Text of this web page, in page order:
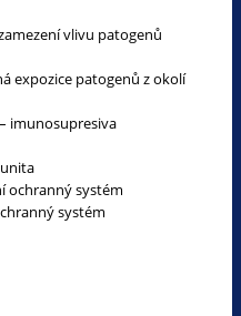
vlivu patogenů
expozice patogenů z okolí
imunosupresiva
ochranný systém
systém